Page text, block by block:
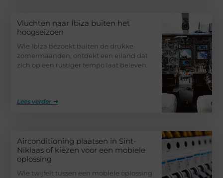
Vluchten naar Ibiza buiten het
hoogseizoen
Wie Ibiza bezoekt buiten de drukke
zomermaanden, ontdekt een eiland dat
zich op een rustiger tempo laat beleven.
Lees verder ➜
Airconditioning plaatsen in Sint-
Niklaas of kiezen voor een mobiele
oplossing
Wie twijfelt tussen een mobiele oplossing